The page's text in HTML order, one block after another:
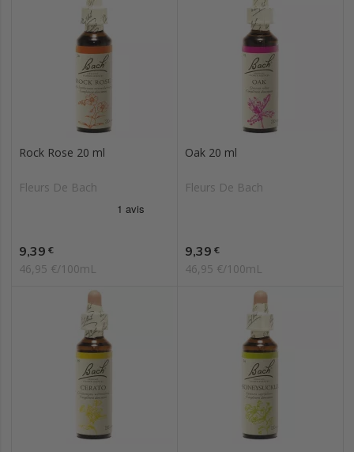
Rock Rose 20 ml
Fleurs De Bach
Prix
9,39 €
46,95 €/100mL
Oak 20 ml
Fleurs De Bach
Prix
9,39 €
46,95 €/100mL